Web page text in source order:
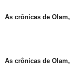
As crônicas de
As crônicas de